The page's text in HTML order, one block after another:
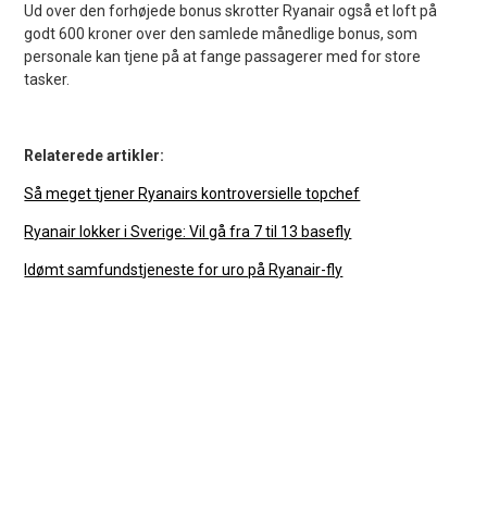
Ud over den forhøjede bonus skrotter Ryanair også et loft på
godt 600 kroner over den samlede månedlige bonus, som
personale kan tjene på at fange passagerer med for store
tasker.
Relaterede artikler:
Så meget tjener Ryanairs kontroversielle topchef
Ryanair lokker i Sverige: Vil gå fra 7 til 13 basefly
Idømt samfundstjeneste for uro på Ryanair-fly